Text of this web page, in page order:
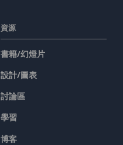
資源
書籍/幻燈片
設計/圖表
討論區
學習
博客